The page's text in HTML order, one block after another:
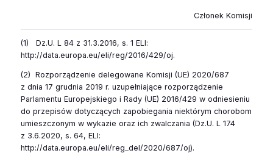
Członek Komisji
(1) Dz.U. L 84 z 31.3.2016, s. 1 ELI:
http://data.europa.eu/eli/reg/2016/429/oj.
(2) Rozporządzenie delegowane Komisji (UE) 2020/687
z dnia 17 grudnia 2019 r. uzupełniające rozporządzenie
Parlamentu Europejskiego i Rady (UE) 2016/429 w odniesieniu
do przepisów dotyczących zapobiegania niektórym chorobom
umieszczonym w wykazie oraz ich zwalczania (Dz.U. L 174
z 3.6.2020, s. 64, ELI:
http://data.europa.eu/eli/reg_del/2020/687/oj).